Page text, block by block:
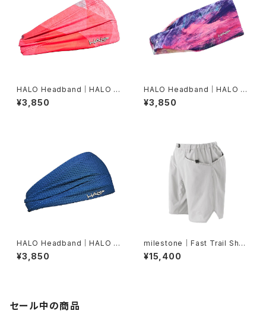
HALO Headband｜HALO バ
ンディット JP（Vinst）
¥3,850
HALO Headband｜HALO バ
ンディット JP（dusk）
¥3,850
HALO Headband｜HALO バ
ンディット JP（Air Abyss Blu
e）
¥3,850
milestone｜Fast Trail Shor
ts（グレーシャーシルバー）
¥15,400
セール中の商品